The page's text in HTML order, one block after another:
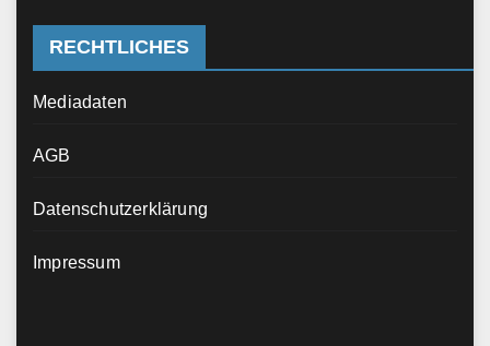
RECHTLICHES
Mediadaten
AGB
Datenschutzerklärung
Impressum